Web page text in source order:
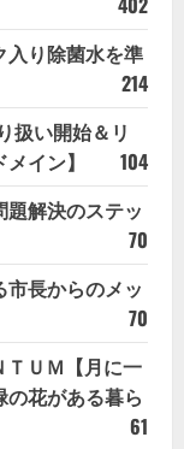
入り除菌水を準
214
扱い開始＆リ
イン】
104
解決のステッ
70
市長からのメッ
70
ＴＵＭ【月に一
花がある暮ら
61